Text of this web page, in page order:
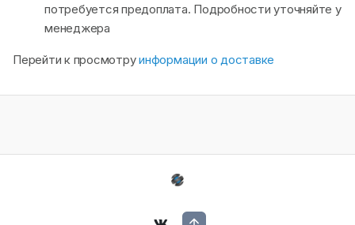
потребуется предоплата. Подробности уточняйте у
менеджера
Перейти к просмотруинформации о доставке